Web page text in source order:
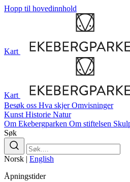
Hopp til hovedinnhold
Kart
Kart
Besøk oss Hva skjerOmvisninger
Kunst Historie Natur
Om Ekebergparken Om stiftelsen
Søk
Norsk | English
Åpningstider